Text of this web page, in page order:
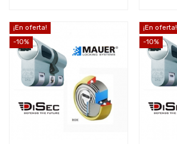
¡En oferta!
-10%
¡En oferta!
-10%